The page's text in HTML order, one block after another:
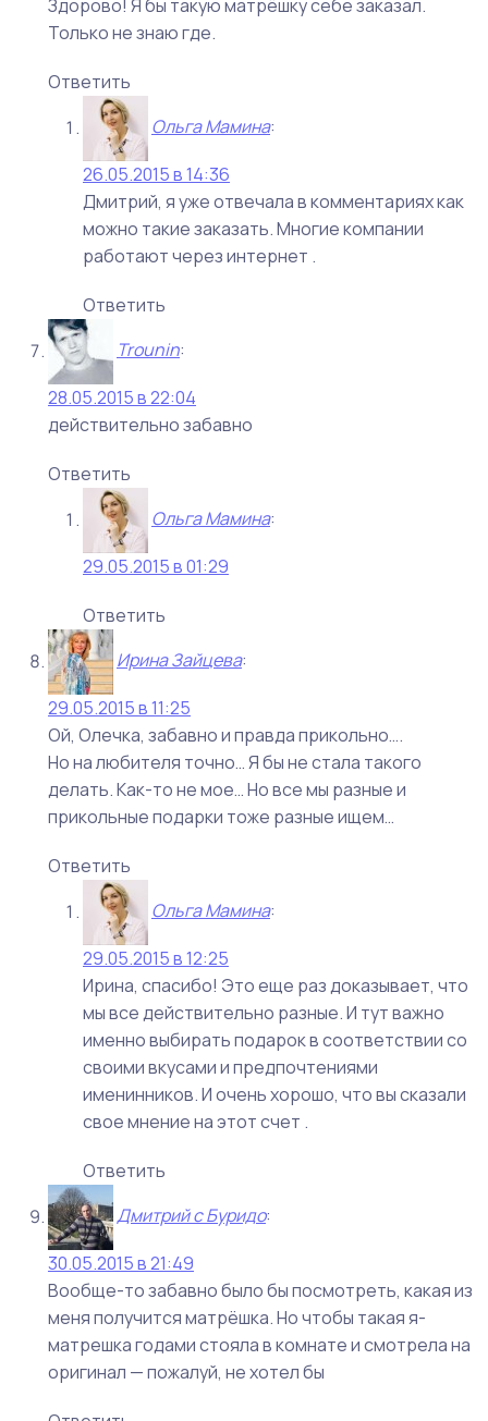
Здорово! Я бы такую матрёшку себе заказал.
Только не знаю где.
Ответить
Ольга Мамина:
26.05.2015 в 14:36
Дмитрий, я уже отвечала в комментариях как
можно такие заказать. Многие компании
работают через интернет .
Ответить
Trounin:
28.05.2015 в 22:04
действительно забавно
Ответить
Ольга Мамина:
29.05.2015 в 01:29
Ответить
Ирина Зайцева:
29.05.2015 в 11:25
Ой, Олечка, забавно и правда прикольно….
Но на любителя точно… Я бы не стала такого
делать. Как-то не мое… Но все мы разные и
прикольные подарки тоже разные ищем…
Ответить
Ольга Мамина:
29.05.2015 в 12:25
Ирина, спасибо! Это еще раз доказывает, что
мы все действительно разные. И тут важно
именно выбирать подарок в соответствии со
своими вкусами и предпочтениями
именинников. И очень хорошо, что вы сказали
свое мнение на этот счет .
Ответить
Дмитрий с Буридо:
30.05.2015 в 21:49
Вообще-то забавно было бы посмотреть, какая из
меня получится матрёшка. Но чтобы такая я-
матрешка годами стояла в комнате и смотрела на
оригинал — пожалуй, не хотел бы